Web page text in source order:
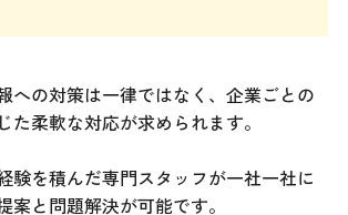
への対策は一律ではなく、企業ごとの
た柔軟な対応が求められます。
験を積んだ専門スタッフが一社一社に
案と問題解決が可能です。